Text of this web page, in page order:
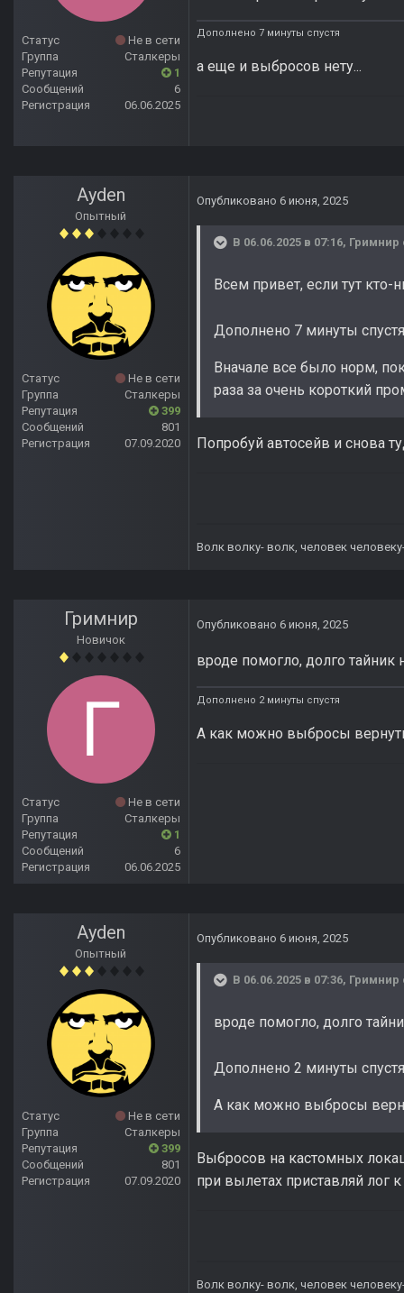
Статус
Не в сети
Группа
Сталкеры
Репутация
1
Сообщений
6
Регистрация
06.06.2025
Дополнено 7 минуты спустя
а еще и выбросов нету...
Ayden
Опытный
Статус
Не в сети
Группа
Сталкеры
Репутация
399
Сообщений
801
Регистрация
07.09.2020
Опубликовано 6 июня, 2025
В 06.06.2025 в 07:16, Гримнир
Всем привет, если тут
Дополнено 7 минуты спустя
Вначале все было норм,
раза за очень короткий
Попробуй автосейв и снова
Волк волку- волк, человек
Гримнир
Новичок
Статус
Не в сети
Группа
Сталкеры
Репутация
1
Сообщений
6
Регистрация
06.06.2025
Опубликовано 6 июня, 2025
вроде помогло, долго тайник
Дополнено 2 минуты спустя
А как можно выбросы
Ayden
Опытный
Статус
Не в сети
Группа
Сталкеры
Репутация
399
Сообщений
801
Регистрация
07.09.2020
Опубликовано 6 июня, 2025
В 06.06.2025 в 07:36, Гримнир
вроде помогло, долго
Дополнено 2 минуты спустя
А как можно выбросы
Выбросов на кастомных
при вылетах приставляй лог
Волк волку- волк, человек